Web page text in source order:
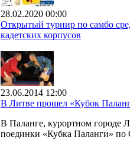
28.02.2020 00:00
Открытый турнир по самбо
кадетских корпусов
23.06.2014 12:00
В Литве прошел «Кубок
В Паланге, курортном городе
поединки «Кубка Паланги»